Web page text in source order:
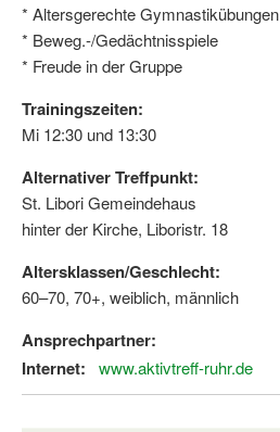
* Altersgerechte Gymnastikübungen
* Beweg.-/Gedächtnisspiele
* Freude in der Gruppe
Trainingszeiten:
Mi 12:30 und 13:30
Alternativer Treffpunkt:
St. Libori Gemeindehaus
hinter der Kirche, Liboristr. 18
Altersklassen/Geschlecht:
60–70, 70+, weiblich, männlich
Ansprechpartner:
Internet:
www.aktivtreff-ruhr.de